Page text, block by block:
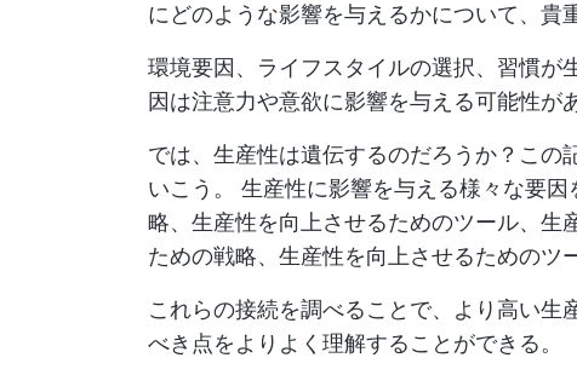
にどのような影響を与えるかについて、貴
環境要因、ライフスタイルの選択、習慣が
因は注意力や意欲に影響を与える可能性が
では、生産性は遺伝するのだろうか？この
いこう。 生産性に影響を与える様々な要因
略、生産性を向上させるためのツール、生
ための戦略、生産性を向上させるためのツ
これらの接続を調べることで、より高い
べき点をよりよく理解することができる。